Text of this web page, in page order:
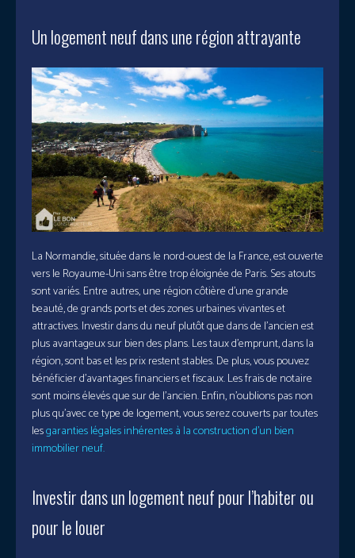
Un logement neuf dans une région attrayante
La Normandie, située dans le nord-ouest de la France, est ouverte
vers le Royaume-Uni sans être trop éloignée de Paris. Ses atouts
sont variés. Entre autres, une région côtière d’une grande
beauté, de grands ports et des zones urbaines vivantes et
attractives. Investir dans du neuf plutôt que dans de l’ancien est
plus avantageux sur bien des plans. Les taux d’emprunt, dans la
région, sont bas et les prix restent stables. De plus, vous pouvez
bénéficier d’avantages financiers et fiscaux. Les frais de notaire
sont moins élevés que sur de l’ancien. Enfin, n’oublions pas non
plus qu’avec ce type de logement, vous serez couverts par toutes
lesgaranties légales inhérentes à la construction d’un bien
immobilier neuf.
Investir dans un logement neuf pour l’habiter ou
pour le louer